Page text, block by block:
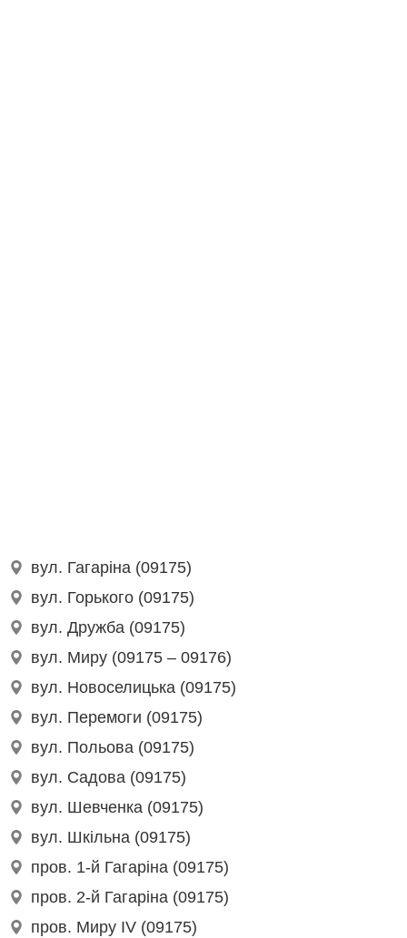
вул. Гагаріна (09175)
вул. Горького (09175)
вул. Дружба (09175)
вул. Миру (09175 – 09176)
вул. Новоселицька (09175)
вул. Перемоги (09175)
вул. Польова (09175)
вул. Садова (09175)
вул. Шевченка (09175)
вул. Шкільна (09175)
пров. 1-й Гагаріна (09175)
пров. 2-й Гагаріна (09175)
пров. Миру IV (09175)